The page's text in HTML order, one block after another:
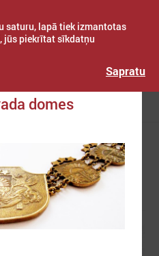
saturu, lapā tiek izmantotas
jūs piekrītat sīkdatņu
Sapratu
domes